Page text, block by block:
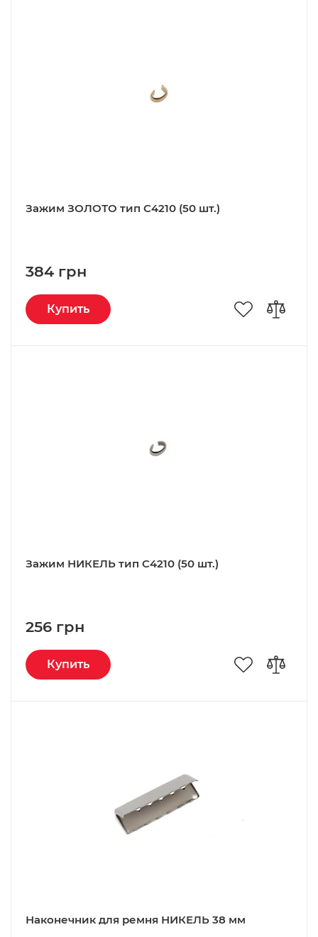
Зажим ЗОЛОТО тип C4210 (50 шт.)
384 грн
Купить
Зажим НИКЕЛЬ тип C4210 (50 шт.)
256 грн
Купить
Наконечник для ремня НИКЕЛЬ 38 мм